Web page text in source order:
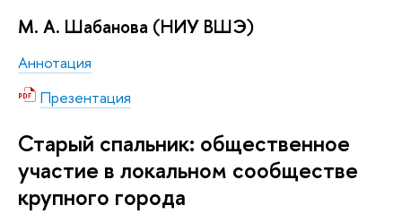
М. А. Шабанова (НИУ ВШЭ)
Аннотация
Презентация
Старый спальник: общественное
участие в локальном сообществе
крупного города